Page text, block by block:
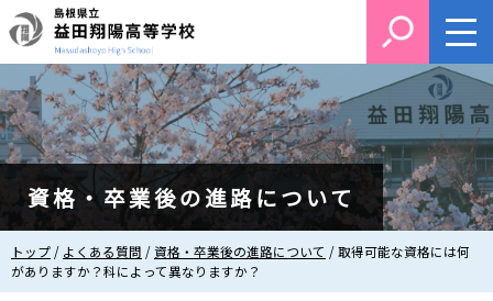
このページの本文へ
資格・卒業後の進路について
現
在
の
トップ / よくある質問 /資格・卒業後の進路について /取得可能な資格には何
がありますか？科によって異なりますか？